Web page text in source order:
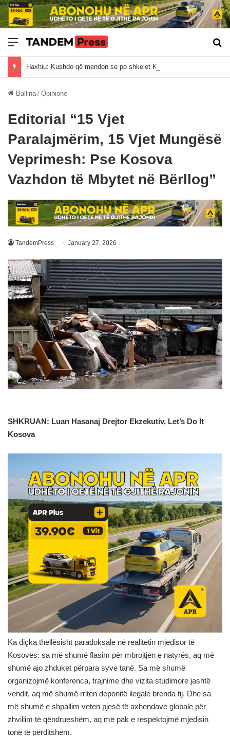
Meny
Ballina / Opinione
Editorial “15 Vjet
Paralajmërim, 15 Vjet Mungësë
Veprimesh: Pse Kosova
Vazhdon të Mbytet në Bërllog”
TandemPress January 27, 2026
SHKRUAN: Luan Hasanaj Drejtor Ekzekutiv, Let’s Do It
Kosova
Ka diçka thellësisht paradoksale në realitetin mjedisor të
Kosovës: sa më shumë flasim për mbrojtjen e natyrës, aq më
shumë ajo zhduket përpara syve tanë. Sa më shumë
organizojmë konferenca, trajnime dhe vizita studimore jashtë
vendit, aq më shumë rriten deponitë ilegale brenda tij. Dhe sa
më shumë e shpallim veten pjesë të axhendave globale për
zhvillim të qëndrueshëm, aq më pak e respektojmë mjedisin
tonë të përditshëm.